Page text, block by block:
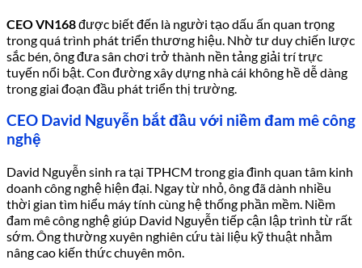
CEO VN168được biết đến là người tạo dấu ấn quan trọng
trong quá trình phát triển thương hiệu. Nhờ tư duy chiến lược
sắc bén, ông đưa sân chơi trở thành nền tảng giải trí trực
tuyến nổi bật. Con đường xây dựng nhà cái không hề dễ dàng
trong giai đoạn đầu phát triển thị trường.
CEO David Nguyễn bắt đầu với niềm đam mê công
nghệ
David Nguyễn sinh ra tại TPHCM trong gia đình quan tâm kinh
doanh công nghệ hiện đại. Ngay từ nhỏ, ông đã dành nhiều
thời gian tìm hiểu máy tính cùng hệ thống phần mềm. Niềm
đam mê công nghệ giúp David Nguyễn tiếp cận lập trình từ rất
sớm. Ông thường xuyên nghiên cứu tài liệu kỹ thuật nhằm
nâng cao kiến thức chuyên môn.